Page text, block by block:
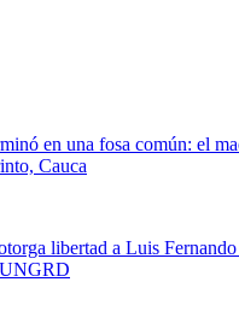
en una fosa común: el
Cauca
libertad a Luis
UNGRD